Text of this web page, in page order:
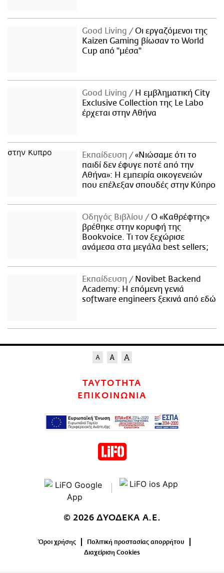
Good Living
Οι εργαζόμενοι της
Kaizen Gaming βίωσαν το World
Cup από "μέσα"
Good Living
Η εμβληματική City
Exclusive Collection της Le Labo
έρχεται στην Αθήνα
Εκπαίδευση
«Νιώσαμε ότι το
παιδί δεν έφυγε ποτέ από την
Αθήνα»: Η εμπειρία οικογενειών
που επέλεξαν σπουδές στην Κύπρο
Οδηγός Βιβλίου
Ο «Καθρέφτης»
βρέθηκε στην κορυφή της
Bookvoice. Τι τον ξεχώρισε
ανάμεσα στα μεγάλα best sellers;
Εκπαίδευση
Novibet Backend
Academy: Η επόμενη γενιά
software engineers ξεκινά από εδώ
ΤΑΥΤΟΤΗΤΑ
ΕΠΙΚΟΙΝΩΝΙΑ
© 2026 ΔΥΟΔΕΚΑ Α.Ε.
Όροι χρήσης
Πολιτική προστασίας απορρήτου
Διαχείριση Cookies